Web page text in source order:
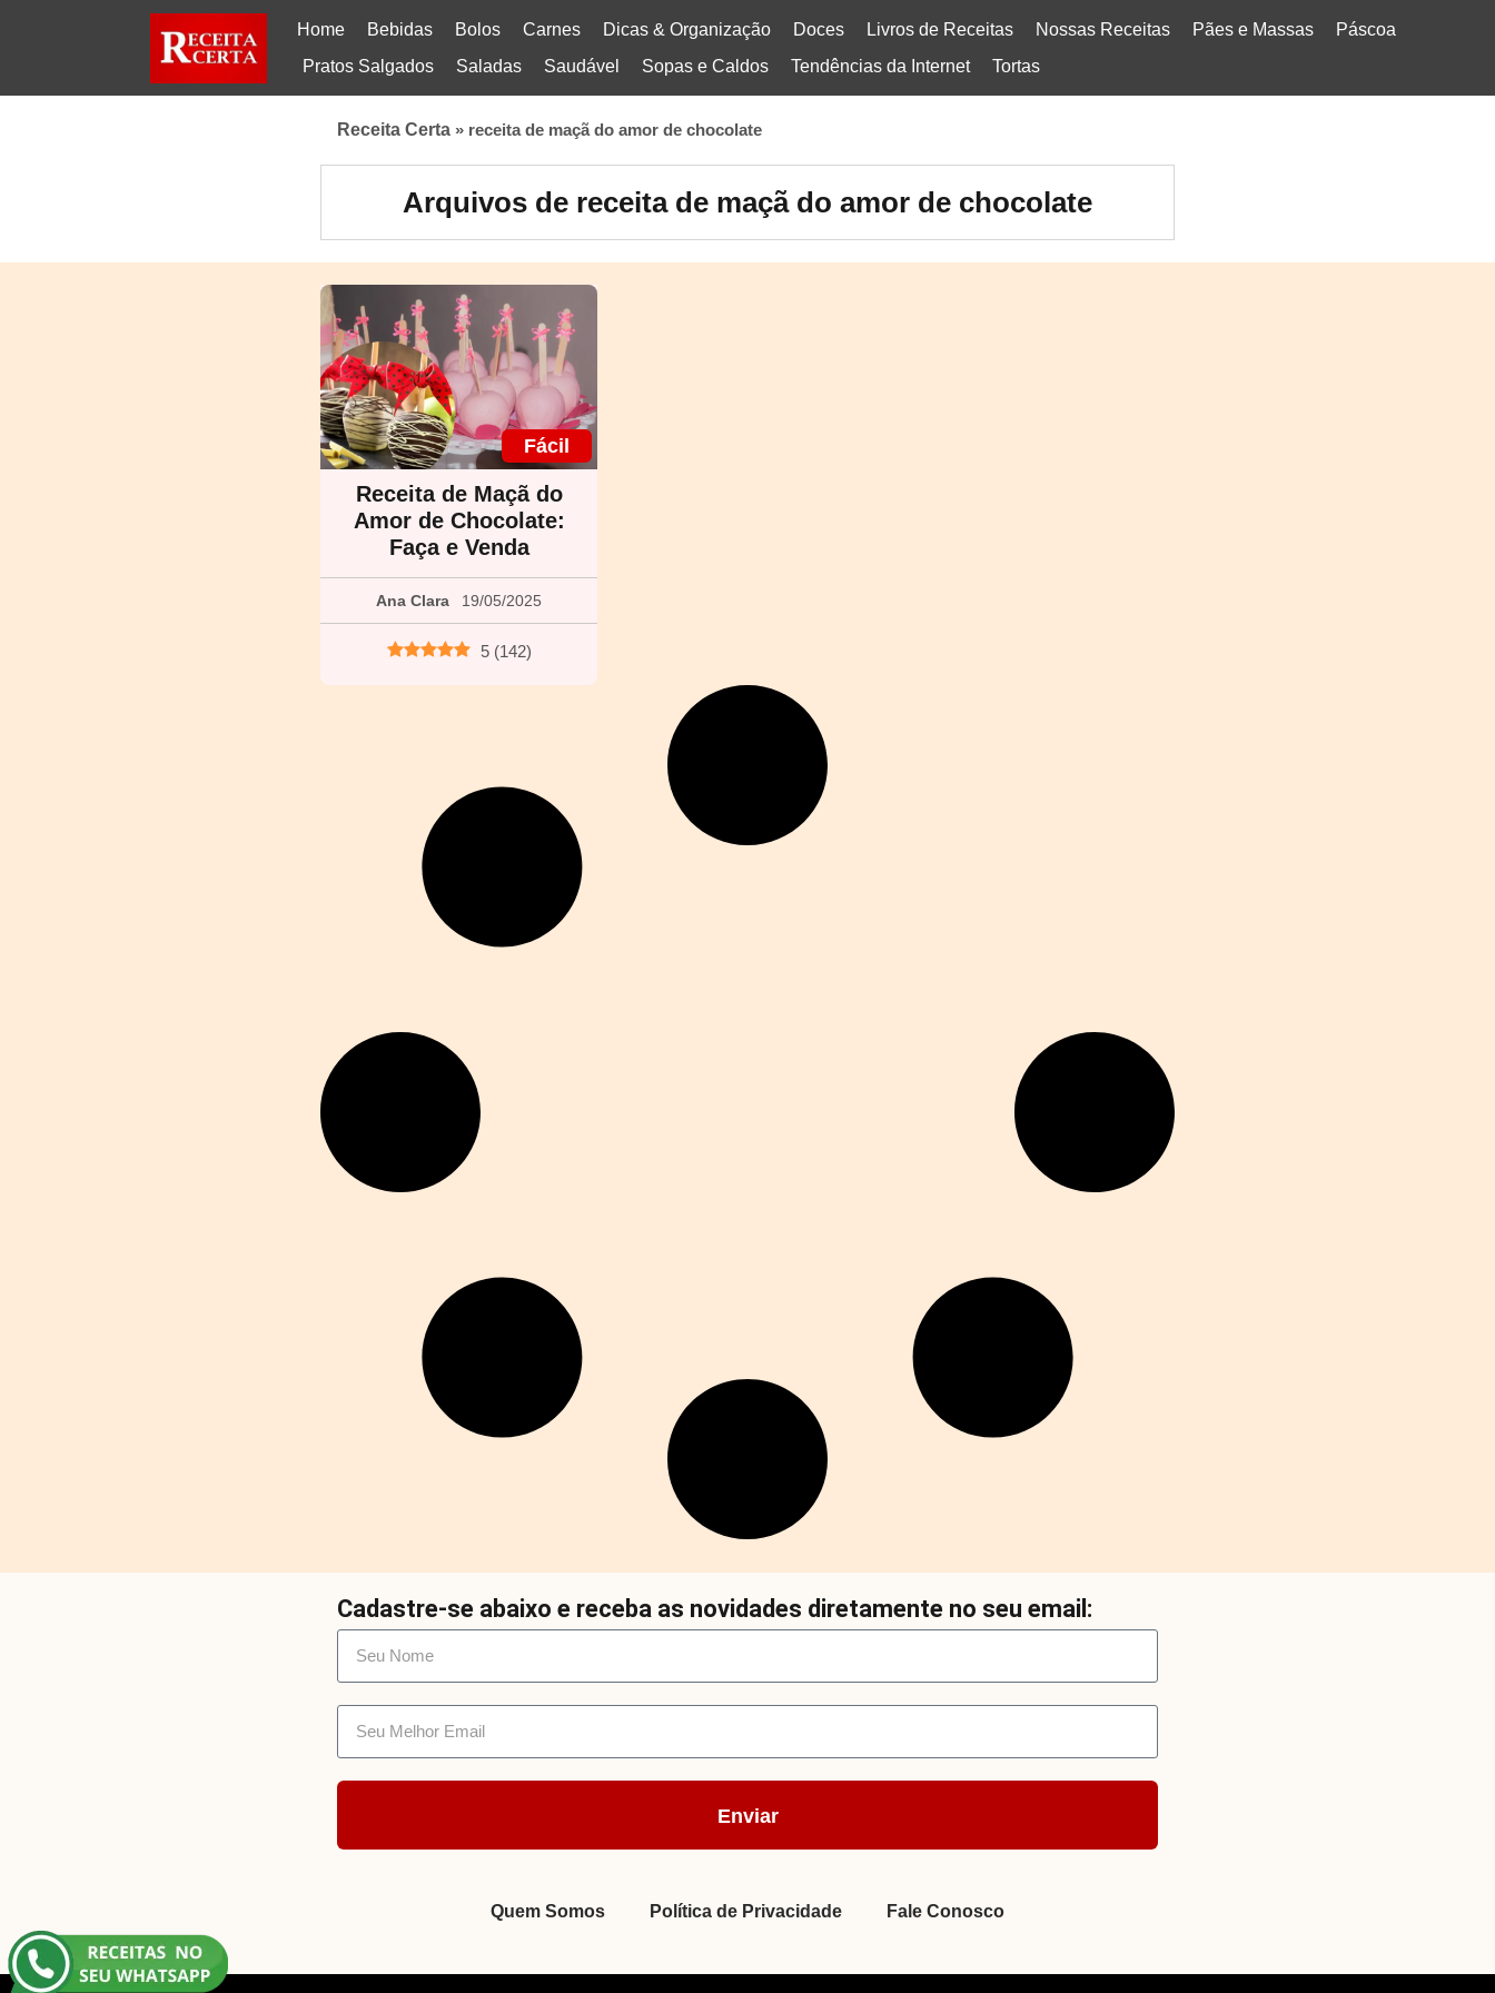
Home Bebidas Bolos Carnes Dicas & Organização Doces Livros de Receitas Nossas Receitas Pães e Massas
Páscoa
Pratos Salgados
Saladas Saudável Sopas e Caldos Tendências da Internet Tortas
Receita Certa » receita de maçã do amor de chocolate
Arquivos de receita de maçã do amor de chocolate
Fácil
Receita de Maçã do
Amor de Chocolate:
Faça e Venda
Ana Clara 19/05/2025
5 (142)
Cadastre-se abaixo e receba as novidades diretamente no seu email:
Enviar
Quem Somos Política de Privacidade Fale Conosco